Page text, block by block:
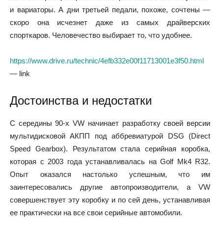
и вариаторы. А дни третьей педали, похоже, сочтены —
скоро она исчезнет даже из самых драйверских
спорткаров. Человечество выбирает то, что удобнее.
https://www.drive.ru/technic/4efb332e00f11713001e3f50.html
— link
Достоинства и недостатки
С середины 90-х VW начинает разработку своей версии
мультидисковой АКПП под аббревиатурой DSG (Direct
Speed Gearbox). Результатом стала серийная коробка,
которая с 2003 года устанавливалась на Golf Mk4 R32.
Опыт оказался настолько успешным, что им
заинтересовались другие автопроизводители, а VW
совершенствует эту коробку и по сей день, устанавливая
ее практически на все свои серийные автомобили.